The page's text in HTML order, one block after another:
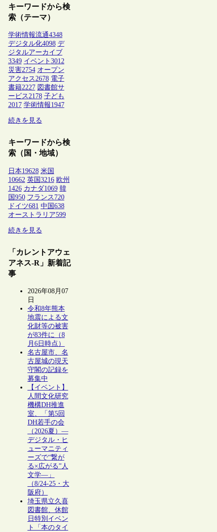
キーワードから検
索（テーマ）
学術情報流通4348
デジタル化4098 デ
ジタルアーカイブ
3349 イベント 3012
災害2754 オープン
アクセス2678 電子
書籍2227 図書館サ
ービス2178 子ども
2017 学術情報1947
続きを見る
キーワードから検
索（国・地域）
日本19628 米国
10662 英国 3216 欧州
1426 カナダ1069 韓
国 950 フランス 720
ドイツ681 中国 638
オーストラリア599
続きを見る
「カレントアウェ
アネス-R」新着記
事
2026年08月07
日
令和8年熊本
地震による文
化財等の被害
が83件に（8
月6日時点）
名古屋市、名
古屋城の現天
守閣の記録を
募集中
【イベント】
人間文化研究
機構DH推進
室、「第5回
DH若手の会
（2026夏）―
デジタル・ヒ
ューマニティ
ーズで“繋が
る×広がる”人
文学―」
（8/24-25・大
阪府）
埼玉県立久喜
図書館、休館
日特別イベン
ト「本のタイ